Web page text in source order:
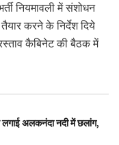
नियमावली में संशोधन
करने के निर्देश दिये
कैबिनेट की बैठक में
लगाई अलकनंदा नदी में छलांग,